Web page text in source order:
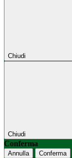
Chiudi
Chiudi
Conferma
Annulla Conferma